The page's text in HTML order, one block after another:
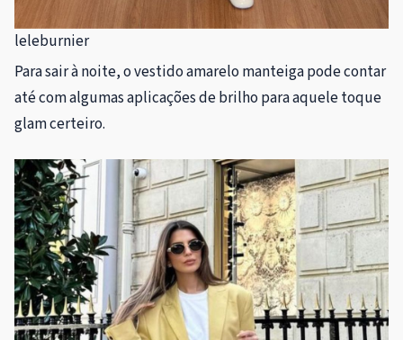
leleburnier
Para sair à noite, o vestido amarelo manteiga pode contar
até com algumas aplicações de brilho para aquele toque
glam certeiro.